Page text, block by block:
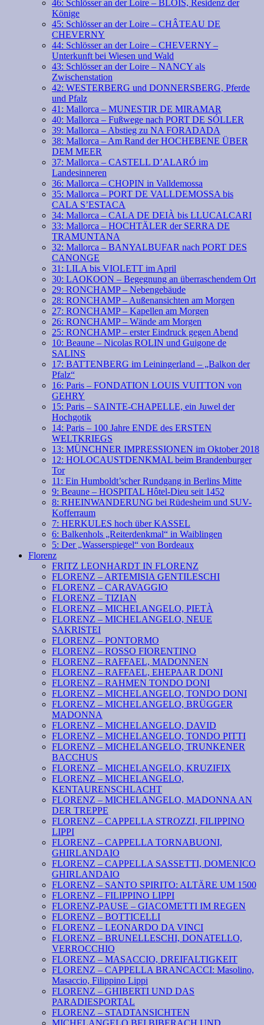
46: Schlösser an der Loire – BLOIS, Residenz der
Könige
45: Schlösser an der Loire – CHÂTEAU DE
CHEVERNY
44: Schlösser an der Loire – CHEVERNY –
Unterkunft bei Wiesen und Wald
43: Schlösser an der Loire – NANCY als
Zwischenstation
42: WESTERBERG und DONNERSBERG, Pferde
und Pfalz
41: Mallorca – MUNESTIR DE MIRAMAR
40: Mallorca – Fußwege nach PORT DE SÓLLER
39: Mallorca – Abstieg zu NA FORADADA
38: Mallorca – Am Rand der HOCHEBENE ÜBER
DEM MEER
37: Mallorca – CASTELL D’ALARÓ im
Landesinneren
36: Mallorca – CHOPIN in Valldemossa
35: Mallorca – PORT DE VALLDEMOSSA bis
CALA S’ESTACA
34: Mallorca – CALA DE DEIÀ bis LLUCALCARI
33: Mallorca – HOCHTÄLER der SERRA DE
TRAMUNTANA
32: Mallorca – BANYALBUFAR nach PORT DES
CANONGE
31: LILA bis VIOLETT im April
30: LAOKOON – Begegnung an überraschendem Ort
29: RONCHAMP – Nebengebäude
28: RONCHAMP – Außenansichten am Morgen
27: RONCHAMP – Kapellen am Morgen
26: RONCHAMP – Wände am Morgen
25: RONCHAMP – erster Eindruck gegen Abend
10: Beaune – Nicolas ROLIN und Guigone de
SALINS
17: BATTENBERG im Leiningerland – „Balkon der
Pfalz“
16: Paris – FONDATION LOUIS VUITTON von
GEHRY
15: Paris – SAINTE-CHAPELLE, ein Juwel der
Hochgotik
14: Paris – 100 Jahre ENDE des ERSTEN
WELTKRIEGS
13: MÜNCHNER IMPRESSIONEN im Oktober 2018
12: HOLOCAUSTDENKMAL beim Brandenburger
Tor
11: Ein Humboldt’scher Rundgang in Berlins Mitte
9: Beaune – HOSPITAL Hôtel-Dieu seit 1452
8: RHEINWANDERUNG bei Rüdesheim und SUV-
Kofferraum
7: HERKULES hoch über KASSEL
6: Balkenhols „Reiterdenkmal“ in Waiblingen
5: Der „Wasserspiegel“ von Bordeaux
Florenz
FRITZ LEONHARDT IN FLORENZ
FLORENZ – ARTEMISIA GENTILESCHI
FLORENZ – CARAVAGGIO
FLORENZ – TIZIAN
FLORENZ – MICHELANGELO, PIETÀ
FLORENZ – MICHELANGELO, NEUE
SAKRISTEI
FLORENZ – PONTORMO
FLORENZ – ROSSO FIORENTINO
FLORENZ – RAFFAEL, MADONNEN
FLORENZ – RAFFAEL, EHEPAAR DONI
FLORENZ – RAHMEN TONDO DONI
FLORENZ – MICHELANGELO, TONDO DONI
FLORENZ – MICHELANGELO, BRÜGGER
MADONNA
FLORENZ – MICHELANGELO, DAVID
FLORENZ – MICHELANGELO, TONDO PITTI
FLORENZ – MICHELANGELO, TRUNKENER
BACCHUS
FLORENZ – MICHELANGELO, KRUZIFIX
FLORENZ – MICHELANGELO,
KENTAURENSCHLACHT
FLORENZ – MICHELANGELO, MADONNA AN
DER TREPPE
FLORENZ – CAPPELLA STROZZI, FILIPPINO
LIPPI
FLORENZ – CAPPELLA TORNABUONI,
GHIRLANDAIO
FLORENZ – CAPPELLA SASSETTI, DOMENICO
GHIRLANDAIO
FLORENZ – SANTO SPIRITO: ALTÄRE UM 1500
FLORENZ – FILIPPINO LIPPI
FLORENZ-PAUSE – GIACOMETTI IM REGEN
FLORENZ – BOTTICELLI
FLORENZ – LEONARDO DA VINCI
FLORENZ – BRUNELLESCHI, DONATELLO,
VERROCCHIO
FLORENZ – MASACCIO, DREIFALTIGKEIT
FLORENZ – CAPPELLA BRANCACCI: Masolino,
Masaccio, Filippino Lippi
FLORENZ – GHIBERTI UND DAS
PARADIESPORTAL
FLORENZ – STADTANSICHTEN
MICHELANGELO BEI BIBERACH UND